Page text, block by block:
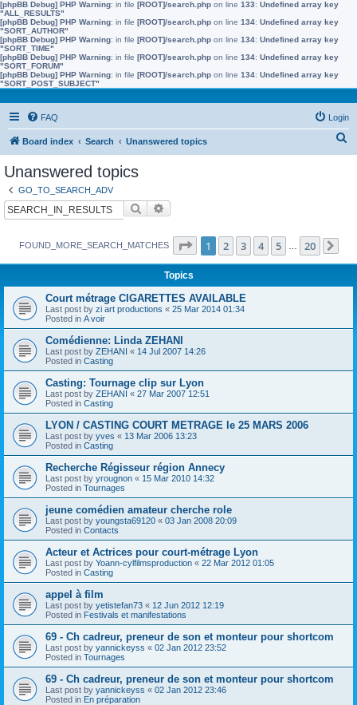
[phpBB Debug] PHP Warning: in file [ROOT]/search.php on line 133: Undefined array key
"ALL_RESULTS"
[phpBB Debug] PHP Warning: in file [ROOT]/search.php on line 134: Undefined array key
"SORT_AUTHOR"
[phpBB Debug] PHP Warning: in file [ROOT]/search.php on line 134: Undefined array key
"SORT_TIME"
[phpBB Debug] PHP Warning: in file [ROOT]/search.php on line 134: Undefined array key
"SORT_FORUM"
[phpBB Debug] PHP Warning: in file [ROOT]/search.php on line 134: Undefined array key
"SORT_POST_SUBJECT"
FAQ Login
Board index Search Unanswered topics
Unanswered topics
GO_TO_SEARCH_ADV
Search
FOUND_MORE_SEARCH_MATCHES Page 1of 20
1 2 3 4 5 20
Topics
Court métrage CIGARETTES AVAILABLE
Last post by zi art productions « 25 Mar 2014 01:34
Posted in A voir
Comédienne: Linda ZEHANI
Last post by ZEHANI « 14 Jul 2007 14:26
Posted in Casting
Casting: Tournage clip sur Lyon
Last post by ZEHANI « 27 Mar 2007 12:51
Posted in Casting
LYON / CASTING COURT METRAGE le 25 MARS 2006
Last post by yves « 13 Mar 2006 13:23
Posted in Casting
Recherche Régisseur région Annecy
Last post by yrougnon « 15 Mar 2010 14:32
Posted in Tournages
jeune comédien amateur cherche role
Last post by youngsta69120 « 03 Jan 2008 20:09
Posted in Contacts
Acteur et Actrices pour court-métrage Lyon
Last post by Yoann-cylfilmsproduction « 22 Mar 2012 01:05
Posted in Casting
appel à film
Last post by yetistefan73 « 12 Jun 2012 12:19
Posted in Festivals et manifestations
69 - Ch cadreur, preneur de son et monteur pour shortcom
Last post by yannickeyss « 02 Jan 2012 23:52
Posted in Tournages
69 - Ch cadreur, preneur de son et monteur pour shortcom
Last post by yannickeyss « 02 Jan 2012 23:46
Posted in En préparation